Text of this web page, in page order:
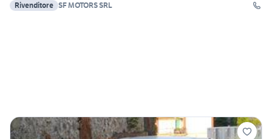
Rivenditore SF MOTORS SRL